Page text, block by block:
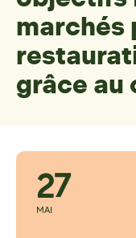
marchés
grâce au
27
MAI